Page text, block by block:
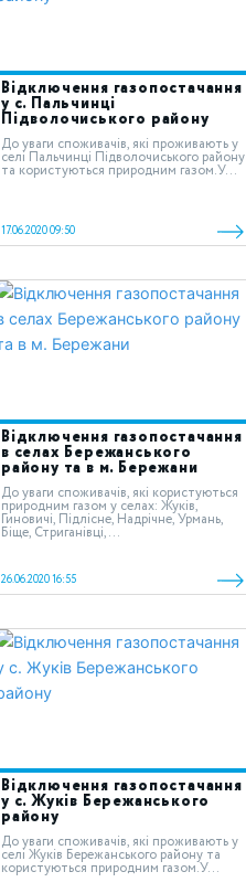
Відключення газопостачання
у с. Пальчинці
Підволочиського району
До уваги споживачів, які проживають у
cелі Пальчинці Підволочиського району
та користуються природним газом.У...
17.06.2020 09:50
Відключення газопостачання
в селах Бережанського
району та в м. Бережани
До уваги споживачів, які користуються
природним газом у cелах: Жуків,
Гиновичі, Підлісне, Надрічне, Урмань,
Біще, Стриганівці,...
26.06.2020 16:55
Відключення газопостачання
у с. Жуків Бережанського
району
До уваги споживачів, які проживають у
селі Жуків Бережанського району та
користуються природним газом.У...